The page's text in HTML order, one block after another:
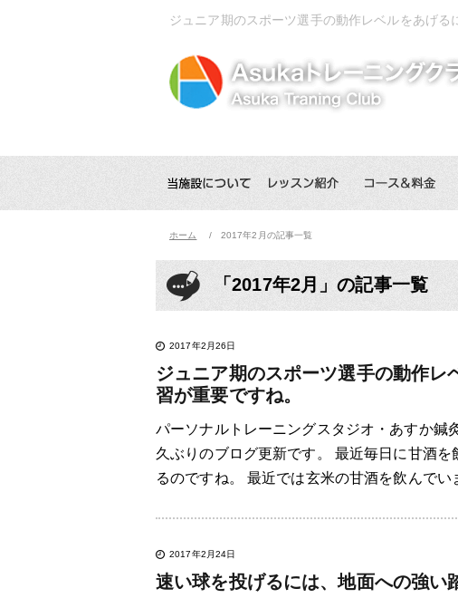
ジュニア期のスポーツ選手の動作レベルをあげる
ホーム 2017年2月の記事一覧
「2017年2月」の記事一覧
2017年2月26日
ジュニア期のスポーツ選手の動作
習が重要ですね。
パーソナルトレーニングスタジオ・あすか鍼
久ぶりのブログ更新です。 最近毎日に甘酒
るのですね。 最近では玄米の甘酒を飲んで
2017年2月24日
速い球を投げるには、地面への強い